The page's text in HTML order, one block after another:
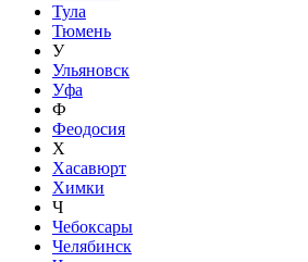
Тула
Тюмень
У
Ульяновск
Уфа
Ф
Феодосия
Х
Хасавюрт
Химки
Ч
Чебоксары
Челябинск